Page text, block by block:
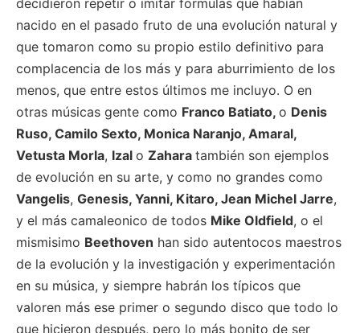
decidieron repetir o imitar formulas que habían
nacido en el pasado fruto de una evolución natural y
que tomaron como su propio estilo definitivo para
complacencia de los más y para aburrimiento de los
menos, que entre estos últimos me incluyo. O en
otras músicas gente como Franco Batiato, o Denis
Ruso, Camilo Sexto, Monica Naranjo, Amaral,
Vetusta Morla, Izal o Zahara también son ejemplos
de evolución en su arte, y como no grandes como
Vangelis, Genesis, Yanni, Kitaro, Jean Michel Jarre,
y el más camaleonico de todos Mike Oldfield, o el
mismisimo Beethoven han sido autentocos maestros
de la evolución y la investigación y experimentación
en su música, y siempre habrán los típicos que
valoren más ese primer o segundo disco que todo lo
que hicieron después, pero lo más bonito de ser